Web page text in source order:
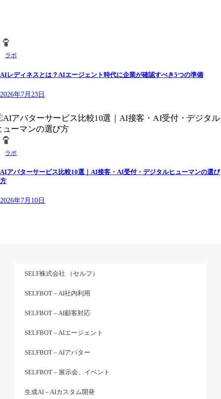
ラボ
AIレディネスとは？AIエージェント時代に企業が確認すべき5つの準備
2026年7月23日
ラボ
AIアバターサービス比較10選｜AI接客・AI受付・デジタルヒューマンの選び
方
2026年7月10日
SELF株式会社 （セルフ）
SELFBOT – AI社内利用
SELFBOT – AI顧客対応
SELFBOT – AIエージェント
SELFBOT – AIアバター
SELFBOT – 展示会、イベント
生成AI – AIカスタム開発